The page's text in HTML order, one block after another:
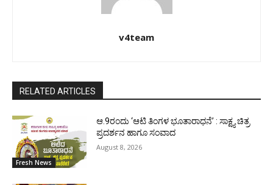
v4team
RELATED ARTICLES
Fresh News
ಆ.9ರಂದು ‘ಆಟಿ ತಿಂಗಳ ಭೂತಾರಾಧನೆ’ : ಸಾಕ್ಷ್ಯ ಚಿತ್ರ
ಪ್ರದರ್ಶನ ಹಾಗೂ ಸಂವಾದ
August 8, 2026